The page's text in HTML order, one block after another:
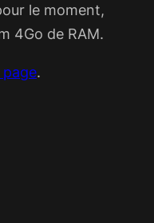
le moment,
4Go de RAM.
.